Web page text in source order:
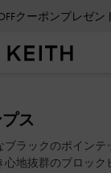
クーポンプレゼン
クーポンプレゼン
ス
ラックのポイン
地抜群のブロッ